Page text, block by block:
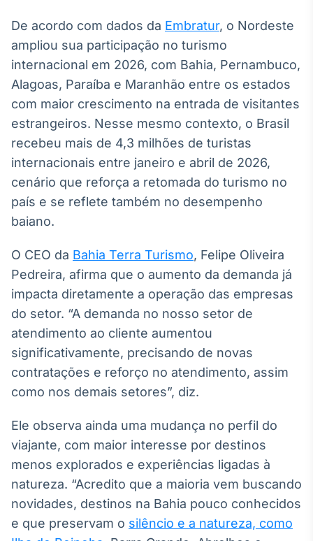
Broadcast
Widgets
Componentes
funcionalidades
Wallboard
Conteúdos e
dados para
Curadoria
Curadoria de
noticiosos
Soluções de
Tecnologia
Broadcast
Radar
inteligente de
conteúdos
Broadcast
Fundos
A melhor
plataforma para
analisar fundos
de investimento
no Brasil
De acordo com dados da Embratur, o Nordeste
ampliou sua participação no turismo
internacional em 2026, com Bahia, Pernambuco,
Alagoas, Paraíba e Maranhão entre os estados
com maior crescimento na entrada de visitantes
estrangeiros. Nesse mesmo contexto, o Brasil
recebeu mais de 4,3 milhões de turistas
internacionais entre janeiro e abril de 2026,
cenário que reforça a retomada do turismo no
país e se reflete também no desempenho
baiano.
O CEO da Bahia Terra Turismo, Felipe Oliveira
Pedreira, afirma que o aumento da demanda já
impacta diretamente a operação das empresas
do setor. “A demanda no nosso setor de
atendimento ao cliente aumentou
significativamente, precisando de novas
contratações e reforço no atendimento, assim
como nos demais setores”, diz.
Ele observa ainda uma mudança no perfil do
viajante, com maior interesse por destinos
menos explorados e experiências ligadas à
natureza. “Acredito que a maioria vem buscando
novidades, destinos na Bahia pouco conhecidos
e que preservam o silêncio e a natureza, como